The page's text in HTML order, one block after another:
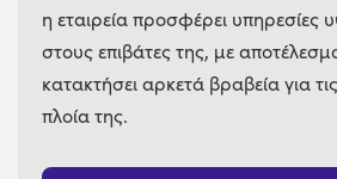
η εταιρεία προσφέρει υπηρεσίες
στους επιβάτες της, με
κατακτήσει αρκετά βραβεία για
πλοία της.